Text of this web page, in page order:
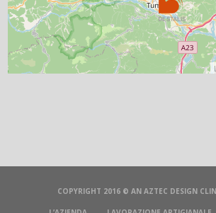
COPYRIGHT 2016 © AN AZTEC DESIGN